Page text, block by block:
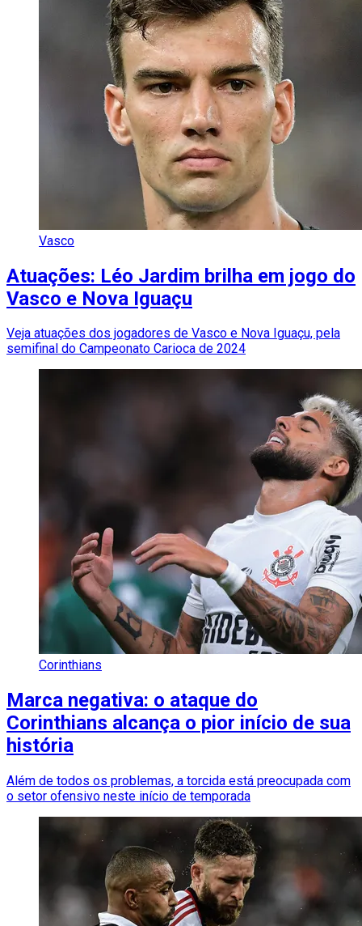
Vasco
Atuações: Léo Jardim brilha em jogo do
Vasco e Nova Iguaçu
Veja atuações dos jogadores de Vasco e Nova Iguaçu, pela
semifinal do Campeonato Carioca de 2024
Corinthians
Marca negativa: o ataque do
Corinthians alcança o pior início de sua
história
Além de todos os problemas, a torcida está preocupada com
o setor ofensivo neste início de temporada